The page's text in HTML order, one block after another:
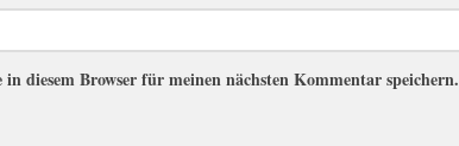
diesem Browser für meinen nächsten Kommentar speichern.